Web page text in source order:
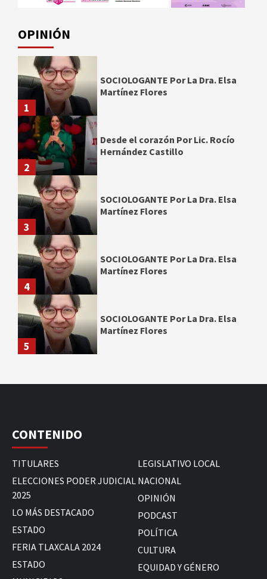
OPINIÓN
1
SOCIOLOGANTE Por La Dra. Elsa
Martínez Flores
2
Desde el corazón Por Lic. Rocío
Hernández Castillo
3
SOCIOLOGANTE Por La Dra. Elsa
Martínez Flores
4
SOCIOLOGANTE Por La Dra. Elsa
Martínez Flores
5
SOCIOLOGANTE Por La Dra. Elsa
Martínez Flores
CONTENIDO
TITULARES
ELECCIONES PODER JUDICIAL
2025
LO MÁS DESTACADO
ESTADO
FERIA TLAXCALA 2024
ESTADO
LEGISLATIVO LOCAL
NACIONAL
OPINIÓN
PODCAST
POLÍTICA
CULTURA
EQUIDAD Y GÉNERO